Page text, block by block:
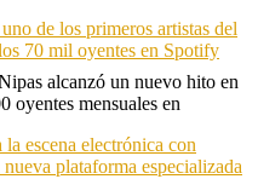
de los primeros artistas del
70 mil oyentes en Spotify
alcanzó un nuevo hito en
oyentes mensuales en
escena electrónica con
plataforma especializada